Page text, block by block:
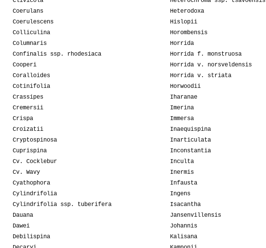
Coerulans
Coerulescens
Colliculina
Columnaris
Confinalis ssp. rhodesiaca
Cooperi
Coralloides
Cotinifolia
Crassipes
Cremersii
Crispa
Croizatii
Cryptospinosa
Cuprispina
Cv. Cocklebur
Cv. Wavy
Cyathophora
Cylindrifolia
Cylindrifolia ssp. tuberifera
Dauana
Dawei
Debilispina
Heterodoxa
Hislopii
Horombensis
Horrida
Horrida f. monstruosa
Horrida v. norsveldensis
Horrida v. striata
Horwoodii
Iharanae
Imerina
Immersa
Inaequispina
Inarticulata
Inconstantia
Inculta
Inermis
Infausta
Ingens
Isacantha
Jansenvillensis
Johannis
Kalisana